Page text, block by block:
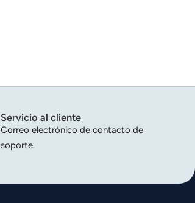
Servicio al cliente
Correo electrónico de contacto de
soporte.